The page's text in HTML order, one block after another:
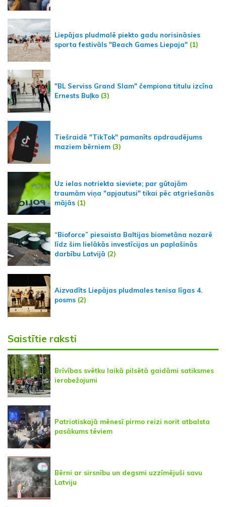
Liepājas pludmalē piekto gadu norisināsies
sporta festivāls "Beach Games Liepaja" (1)
"BL Serviss Grand Slam" čempiona titulu izcīna
Ernests Buļko (3)
Tiešraidē "TikTok" pamanīts apdraudējums
maziem bērniem (3)
Uz ielas notriekta sieviete; par gūtajām
traumām viņa "apjautusi" tikai pēc atgriešanās
mājās (1)
“Bioforce” piesaista Baltijas biometāna nozarē
līdz šim lielākās investīcijas un paplašinās
darbību Latvijā (2)
Aizvadīts Liepājas pludmales tenisa līgas 4.
posms (2)
Saistītie raksti
Brīvības svētku laikā pilsētā gaidāmi satiksmes
ierobežojumi
Patriotiskajā mēnesī pirmo reizi norit atbalsta
pasākums tēviem
Bērni ar sirsnību un degsmi uzzīmējuši savu
Latviju